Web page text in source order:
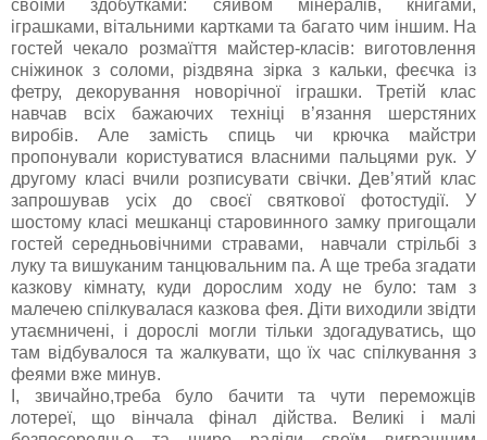
своїми здобутками: сяйвом мінералів, книгами,
іграшками, вітальними картками та багато чим іншим. На
гостей чекало розмаїття майстер-класів: виготовлення
сніжинок з соломи, різдвяна зірка з кальки, феєчка із
фетру, декорування новорічної іграшки. Третій клас
навчав всіх бажаючих техніці в’язання шерстяних
виробів. Але замість спиць чи крючка майстри
пропонували користуватися власними пальцями рук. У
другому класі вчили розписувати свічки. Дев’ятий клас
запрошував усіх до своєї святкової фотостудії. У
шостому класі мешканці старовинного замку пригощали
гостей середньовічними стравами, навчали стрільбі з
луку та вишуканим танцювальним па. А ще треба згадати
казкову кімнату, куди дорослим ходу не було: там з
малечею спілкувалася казкова фея. Діти виходили звідти
утаємничені, і дорослі могли тільки здогадуватись, що
там відбувалося та жалкувати, що їх час спілкування з
феями вже минув.
І, звичайно,треба було бачити та чути переможців
лотереї, що вінчала фінал дійства. Великі і малі